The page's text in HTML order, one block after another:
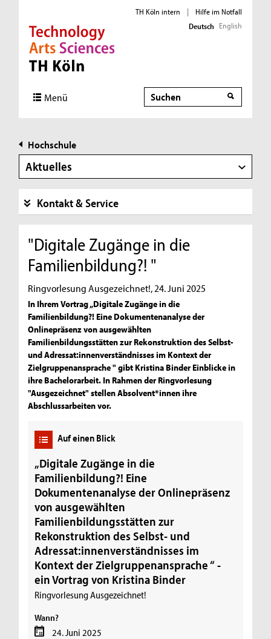
Direkt zur Hauptnavigation
Direkt zur Subnavigation
Direkt zum Inhalt
Direkt zum Fußbereich
TH Köln intern |
Hilfe im Notfall
Deutsch English
Menü Suche
Hochschule
Aktuelles
Kontakt & Service
"Digitale Zugänge in die
Familienbildung?! "
Ringvorlesung Ausgezeichnet!, 24. Juni 2025
In Ihrem Vortrag „Digitale Zugänge in die
Familienbildung?! Eine Dokumentenanalyse der
Onlinepräsenz von ausgewählten
Familienbildungsstätten zur Rekonstruktion des Selbst-
und Adressat:innenverständnisses im Kontext der
Zielgruppenansprache " gibt Kristina Binder Einblicke in
ihre Bachelorarbeit. In Rahmen der Ringvorlesung
"Ausgezeichnet" stellen Absolvent*innen ihre
Abschlussarbeiten vor.
Auf einen Blick
„Digitale Zugänge in die
Familienbildung?! Eine
Dokumentenanalyse der Onlinepräsenz
von ausgewählten
Familienbildungsstätten zur
Rekonstruktion des Selbst- und
Adressat:innenverständnisses im
Kontext der Zielgruppenansprache “ -
ein Vortrag von Kristina Binder
Ringvorlesung Ausgezeichnet!
Wann?
24. Juni 2025